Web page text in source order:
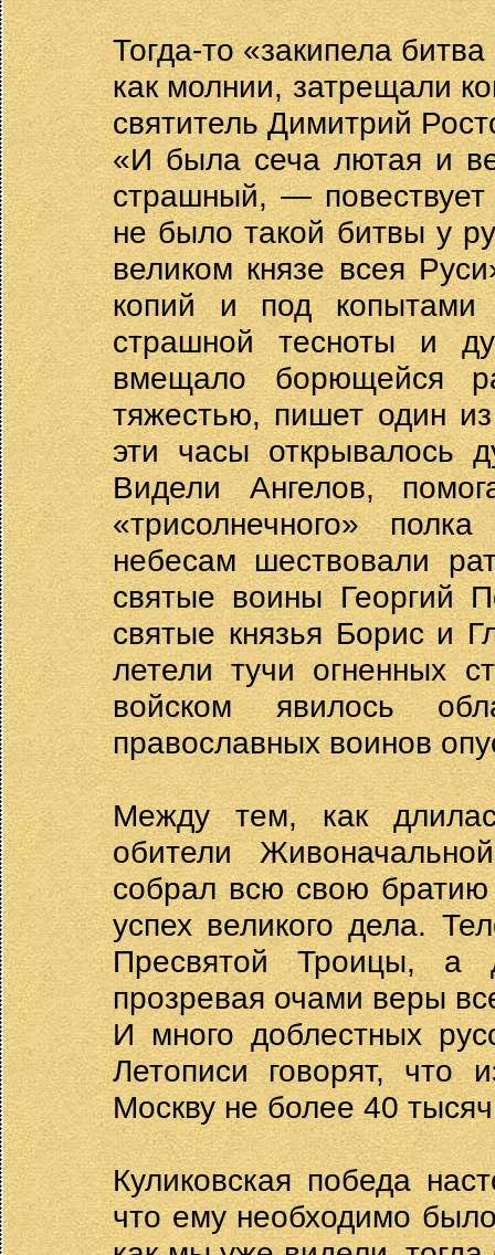
Тогда-то «закипела
как молнии, затрещали
святитель Димитрий
«И была сеча лютая и
страшный, —
не было такой битвы у
великом князе всея
копий и под
страшной тесноты и
вмещало борющейся
тяжестью, пишет один
эти часы открывалось
Видели Ангелов,
«трисолнечного»
небесам шествовали
святые воины Георгий
святые князья Борис и
летели тучи огненных
войском явилось
православных воинов
Между тем, как
обители
собрал всю свою
успех великого дела.
Пресвятой Троицы, а
прозревая очами веры
И много доблестных
Летописи говорят, что
Москву не более 40
Куликовская победа
что ему необходимо